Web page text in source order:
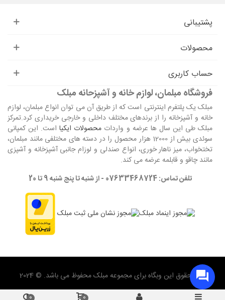
پشتیبانی
محصولات
حساب کاربری
فروشگاه مبلمان، لوازم خانه و آشپزحانه مبلک
مبلک یک پلتفرم اینترنتی است که از طریق آن می توان انواع مبلمان، لوازم
خانه و آشپزخانه را از برندهای مختلف داخلی و خارجی خریداری کرد.تمرکز
مبلک طی این سال ها عرضه و واردات محصولات ایکیااست. این کمپانی
سوئدی بیش از 12000 هزار محصول را در دسته های مختلفی مانند مبلمان،
تختخواب، میز ناهار خوری، انواع صندلی و لوزام جانبی آشپزخانه و آشپزی
مانند چاقو و قابلمه عرضه می کند.
تلفن تماس: 07633468724 - از شنبه تا پنج شنبه 9 تا 20
تمام حقوق این وبگاه برای مجموعه مبلک محفوظ می باشد. © 2024
0
0